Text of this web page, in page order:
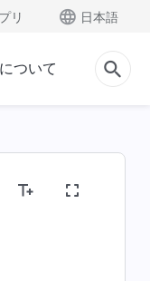
リ 日本語
ついて